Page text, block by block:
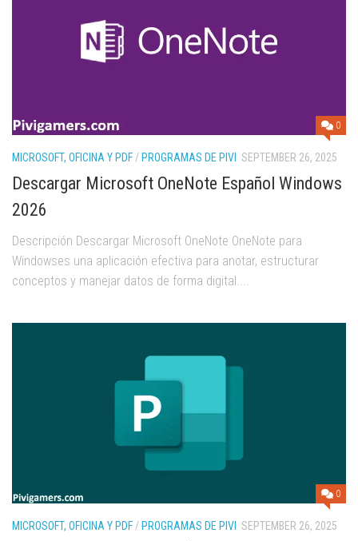
0
MICROSOFT, OFICINA Y PDF / PROGRAMAS DE PIVI SEPTEMBER 26, 2025
Descargar Microsoft OneNote Español Windows
2026
Descripción Descargar Microsoft OneNote OneNote para
Windowses una aplicación efectiva para anotar, estructurar
conceptos y manejar datos de forma digital....
0
MICROSOFT, OFICINA Y PDF / PROGRAMAS DE PIVI SEPTEMBER 26, 2025